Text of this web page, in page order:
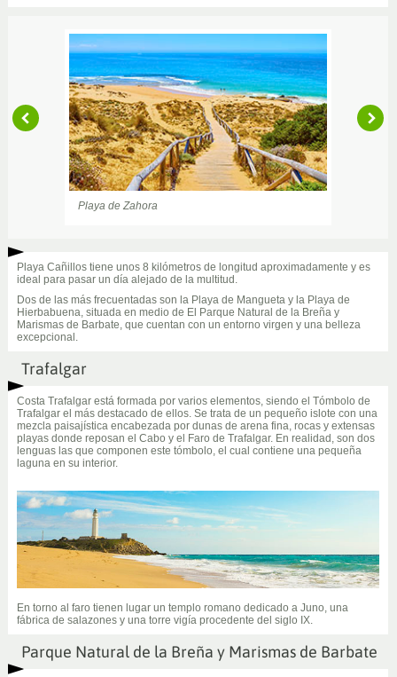
Playa de Zahora
Playa de los Caños de Meca
Playa Cañillos tiene unos 8 kilómetros de longitud aproximadamente y es
ideal para pasar un día alejado de la multitud.
Dos de las más frecuentadas son la Playa de Mangueta y la Playa de
Hierbabuena, situada en medio de El Parque Natural de la Breña y
Marismas de Barbate, que cuentan con un entorno virgen y una belleza
excepcional.
Trafalgar
Costa Trafalgar está formada por varios elementos, siendo el Tómbolo de
Trafalgar el más destacado de ellos. Se trata de un pequeño islote con una
mezcla paisajística encabezada por dunas de arena fina, rocas y extensas
playas donde reposan el Cabo y el Faro de Trafalgar. En realidad, son dos
lenguas las que componen este tómbolo, el cual contiene una pequeña
laguna en su interior.
En torno al faro tienen lugar un templo romano dedicado a Juno, una
fábrica de salazones y una torre vigía procedente del siglo IX.
Parque Natural de la Breña y Marismas de Barbate